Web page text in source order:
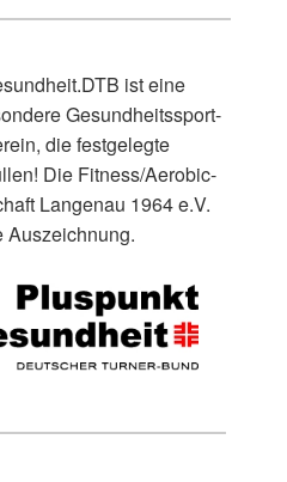
ist eine
Gesundheitssport-
die festgelegte
Die Fitness/Aerobic-
Langenau 1964 e.V.
Auszeichnung.